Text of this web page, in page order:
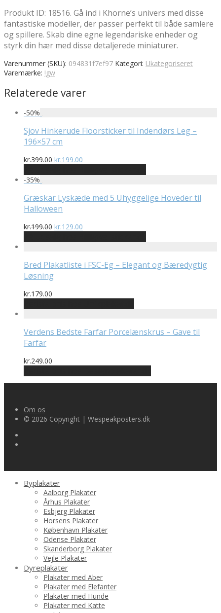
Produkt ID: 18516. Gå ind i Khorne’s univers med disse
fantastiske modeller, der passer perfekt til både samlere
og spillere. Skab dine egne legendariske enheder og
styrk din hær med disse detaljerede miniaturer.
Varenummer (SKU): 094831f7ef97 Kategori: Ukategoriseret
Varemærke: !gw
Relaterede varer
-50%
Sjov Hinkerude Floorsticker til Indendørs Leg –
196×57 cm
kr.399.00 Den
pris
kr.399.00.
kr.199.00
pris
kr.199.00.
-35%
Græskar Lyskæde med 5 Uhyggelige Hoveder til
Halloween
kr.199.00 Den
pris
kr.199.00.
kr.129.00
pris
kr.129.00.
Bred Plakatliste i FSC-Eg – Elegant og Bæredygtig
Løsning
kr.179.00
Verdens Bedste Farfar Porcelænskrus – Gave til
Farfar
kr.249.00
Om os
© 2026 Copyright | Wespeakposters.dk
Byplakater
Aalborg Plakater
Århus Plakater
Esbjerg Plakater
Horsens Plakater
København Plakater
Odense Plakater
Skanderborg Plakater
Vejle Plakater
Dyreplakater
Plakater med Aber
Plakater med Elefanter
Plakater med Hunde
Plakater med Katte